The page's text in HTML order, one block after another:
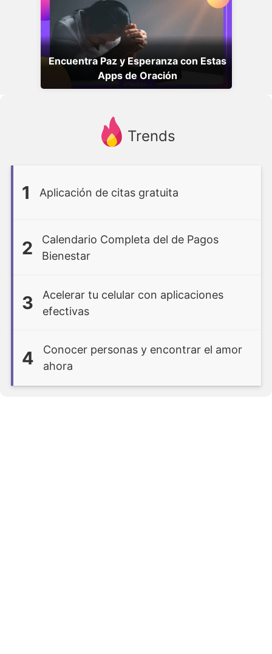
Encuentra Paz y Esperanza con Estas
Apps de Oración
Trends
1 Aplicación de citas gratuita
2
Calendario Completa del de Pagos
Bienestar
3
Acelerar tu celular con aplicaciones
efectivas
4
Conocer personas y encontrar el amor
ahora